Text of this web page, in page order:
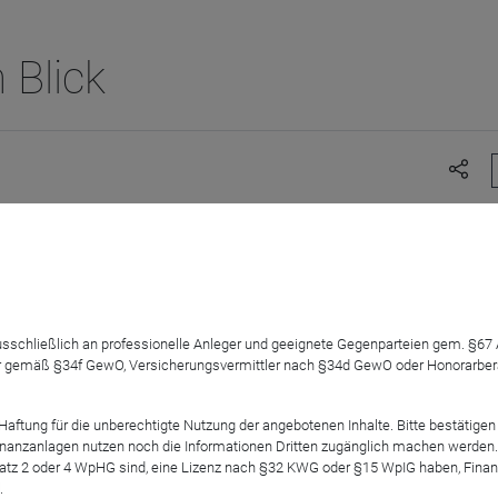
Blick
und welche Bemessensgrundlagen Fondsanleger
beim neuen Gesetz eine große Rolle, vor allem in Bezug
aufgrund der Niedrigzinsphase keine oder kaum
das jedoch erstmals für die Vorabpauschalenermittlung
an professionelle Anleger und geeignete Gegenparteien gem.
§34f GewO, Versicherungsvermittler nach §34d GewO oder
für die unberechtigte Nutzung der angebotenen Inhalte. Bitte
nutzen noch die Informationen Dritten zugänglich machen
2 oder 4 WpHG sind, eine Lizenz nach §32 KWG oder §15 WpIG haben,